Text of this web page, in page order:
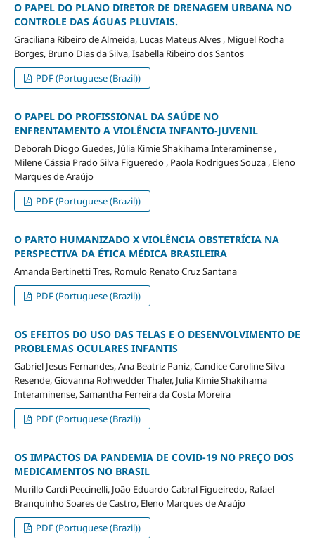
O PAPEL DO PLANO DIRETOR DE DRENAGEM URBANA NO
CONTROLE DAS ÁGUAS PLUVIAIS.
Graciliana Ribeiro de Almeida, Lucas Mateus Alves , Miguel Rocha
Borges, Bruno Dias da Silva, Isabella Ribeiro dos Santos
PDF (Portuguese (Brazil))
O PAPEL DO PROFISSIONAL DA SAÚDE NO
ENFRENTAMENTO A VIOLÊNCIA INFANTO-JUVENIL
Deborah Diogo Guedes, Júlia Kimie Shakihama Interaminense ,
Milene Cássia Prado Silva Figueredo , Paola Rodrigues Souza , Eleno
Marques de Araújo
PDF (Portuguese (Brazil))
O PARTO HUMANIZADO X VIOLÊNCIA OBSTETRÍCIA NA
PERSPECTIVA DA ÉTICA MÉDICA BRASILEIRA
Amanda Bertinetti Tres, Romulo Renato Cruz Santana
PDF (Portuguese (Brazil))
OS EFEITOS DO USO DAS TELAS E O DESENVOLVIMENTO DE
PROBLEMAS OCULARES INFANTIS
Gabriel Jesus Fernandes, Ana Beatriz Paniz, Candice Caroline Silva
Resende, Giovanna Rohwedder Thaler, Julia Kimie Shakihama
Interaminense, Samantha Ferreira da Costa Moreira
PDF (Portuguese (Brazil))
OS IMPACTOS DA PANDEMIA DE COVID-19 NO PREÇO DOS
MEDICAMENTOS NO BRASIL
Murillo Cardi Peccinelli, João Eduardo Cabral Figueiredo, Rafael
Branquinho Soares de Castro, Eleno Marques de Araújo
PDF (Portuguese (Brazil))